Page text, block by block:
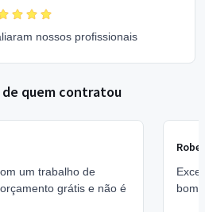
nossos profissionais
de quem contratou
um trabalho de
grátis e não é
bom